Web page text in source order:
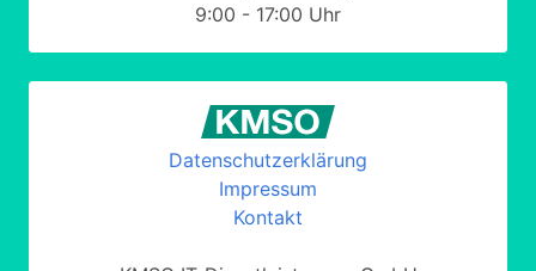
9:00 - 17:00 Uhr
Datenschutzerklärung
Impressum
Kontakt